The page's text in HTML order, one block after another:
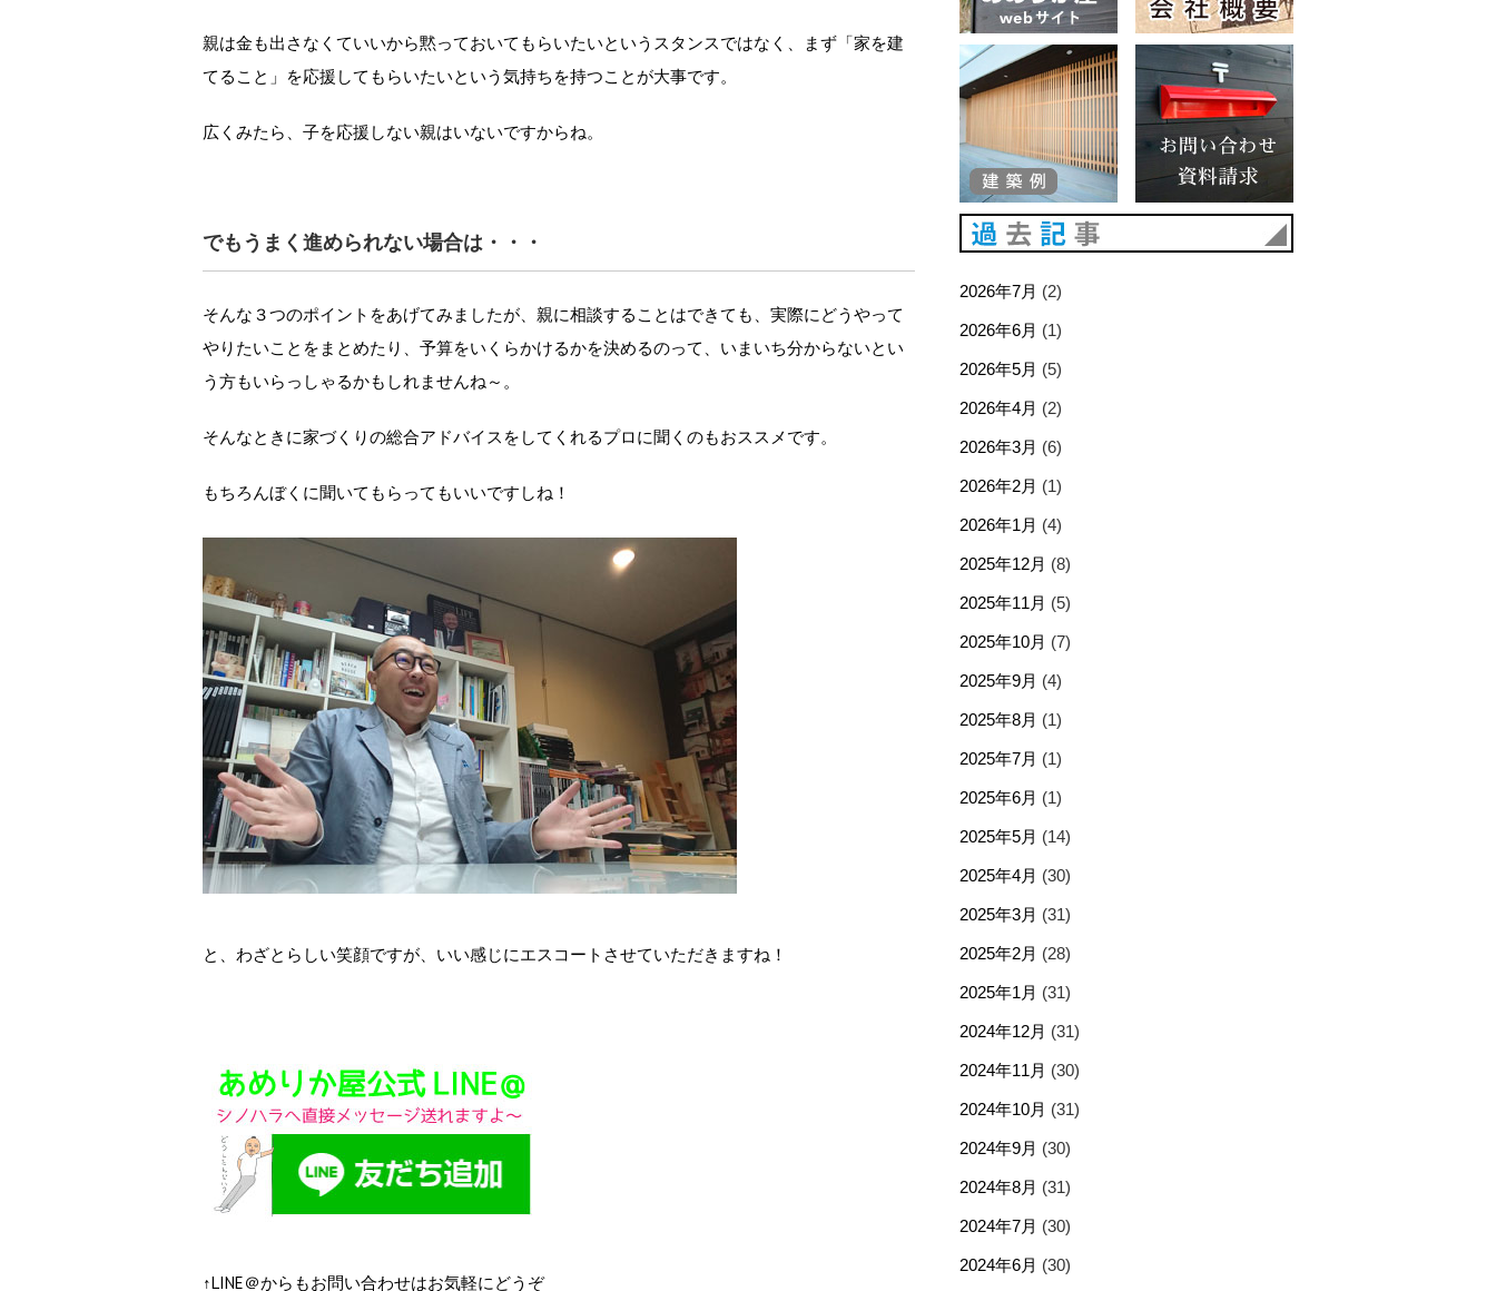
親は金も出さなくていいから黙っておいてもらいたいというスタンスではなく、まず「家を建
てること」を応援してもらいたいという気持ちを持つことが大事です。
広くみたら、子を応援しない親はいないですからね。
でもうまく進められない場合は・・・
そんな３つのポイントをあげてみましたが、親に相談することはできても、実際にどうやって
やりたいことをまとめたり、予算をいくらかけるかを決めるのって、いまいち分からないとい
う方もいらっしゃるかもしれませんね～。
そんなときに家づくりの総合アドバイスをしてくれるプロに聞くのもおススメです。
もちろんぼくに聞いてもらってもいいですしね！
と、わざとらしい笑顔ですが、いい感じにエスコートさせていただきますね！
↑LINE＠からもお問い合わせはお気軽にどうぞ
2026年7月 (2)
2026年6月 (1)
2026年5月 (5)
2026年4月 (2)
2026年3月 (6)
2026年2月 (1)
2026年1月 (4)
2025年12月 (8)
2025年11月 (5)
2025年10月 (7)
2025年9月 (4)
2025年8月 (1)
2025年7月 (1)
2025年6月 (1)
2025年5月 (14)
2025年4月 (30)
2025年3月 (31)
2025年2月 (28)
2025年1月 (31)
2024年12月 (31)
2024年11月 (30)
2024年10月 (31)
2024年9月 (30)
2024年8月 (31)
2024年7月 (30)
2024年6月 (30)